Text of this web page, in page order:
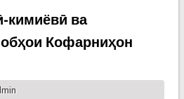
кимиёвӣ ва
Кофарниҳон